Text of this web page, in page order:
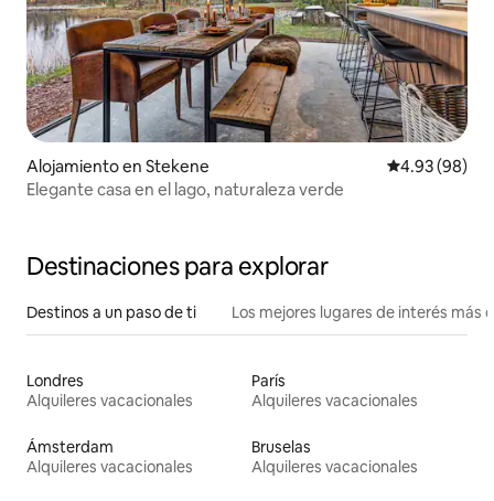
Alojamiento en Stekene Calificación
4.93 (98)
Elegante casa en el lago, naturaleza verde
Destinaciones para explorar
Destinos a un paso de ti Los mejores lugares de interés más
Londres
Alquileres vacacionales
París
Alquileres vacacionales
Ámsterdam
Alquileres vacacionales
Bruselas
Alquileres vacacionales